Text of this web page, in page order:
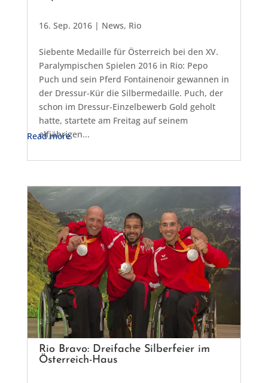
16. Sep. 2016| News, Rio
Siebente Medaille für Österreich bei den XV.
Paralympischen Spielen 2016 in Rio: Pepo
Puch und sein Pferd Fontainenoir gewannen in
der Dressur-Kür die Silbermedaille. Puch, der
schon im Dressur-Einzelbewerb Gold geholt
hatte, startete am Freitag auf seinem
elfjährigen...
Read more
Rio Bravo: Dreifache Silberfeier im
Österreich-Haus